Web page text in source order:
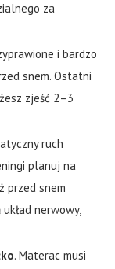
za
i bardzo
snem. Ostatni
zjeść 2–3
ruch
planuj na
przed snem
nerwowy,
. Materac musi